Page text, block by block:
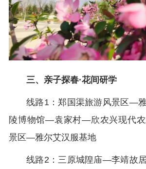
三、亲子探春·花间研学
线路1：郑国渠旅游风景区—
陵博物馆—袁家村—欣农兴现代
景区—雅尔艾汉服基地
线路2：三原城隍庙—李靖故